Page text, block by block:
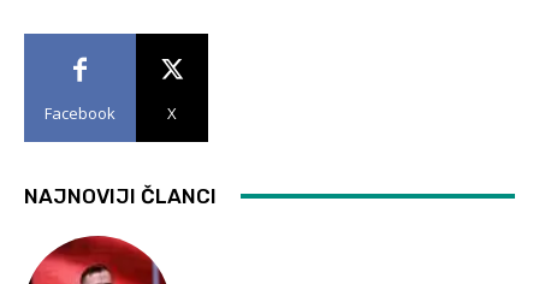
Facebook X
NAJNOVIJI ČLANCI